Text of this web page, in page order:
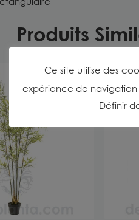
Produits
Ce site utilise des
expérience de navigation
Définir